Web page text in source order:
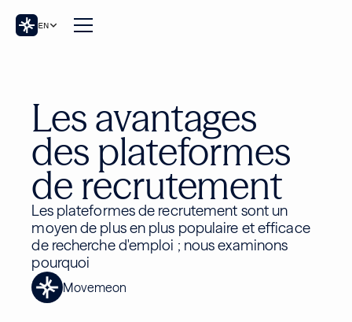
EN
Les avantages
des plateformes
de recrutement
Les plateformes de recrutement sont un
moyen de plus en plus populaire et efficace
de recherche d'emploi ; nous examinons
pourquoi
Movemeon